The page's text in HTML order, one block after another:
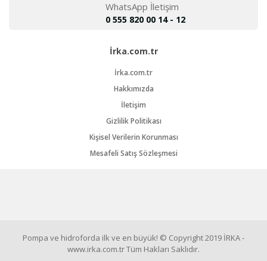
WhatsApp İletişim
0 555 820 00 14 - 12
İrka.com.tr
İrka.com.tr
Hakkımızda
İletişim
Gizlilik Politikası
Kişisel Verilerin Korunması
Mesafeli Satış Sözleşmesi
Pompa ve hidroforda ilk ve en büyük! © Copyright 2019 İRKA -
www.irka.com.tr Tüm Hakları Saklıdır.